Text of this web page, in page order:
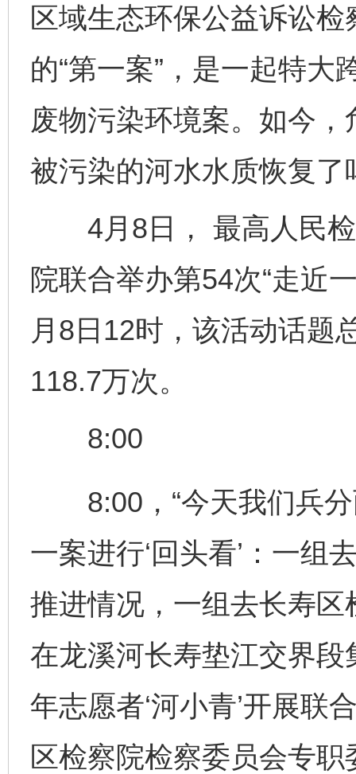
区域生态环保公益诉讼
的“第一案”，是一起特
废物污染环境案。如今
被污染的河水水质恢复
4月8日， 最高人民检
院联合举办第54次“走近
月8日12时，该活动话题
118.7万次。
8:00
8:00，“今天我们兵分
一案进行‘回头看’：一组
推进情况，一组去长寿
在龙溪河长寿垫江交界
年志愿者‘河小青’开展联
区检察院检察委员会专